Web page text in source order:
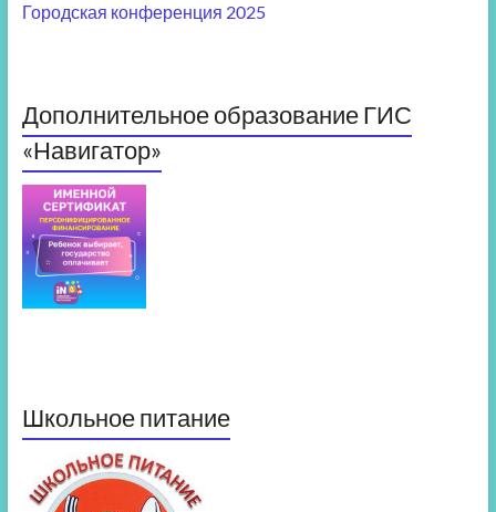
Городская конференция 2025
Дополнительное образование ГИС
«Навигатор»
Школьное питание